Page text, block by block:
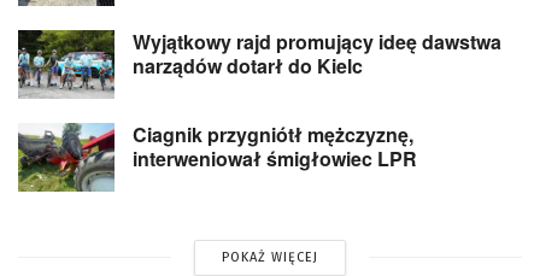
Wyjątkowy rajd promujący ideę dawstwa
narządów dotarł do Kielc
Ciagnik przygniótł mężczyznę,
interweniował śmigłowiec LPR
POKAŻ WIĘCEJ